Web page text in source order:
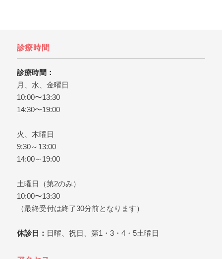
を考えたら、日本橋の歯医
診療時間
診療時間：
月、水、金曜日
10:00〜13:30
14:30〜19:00
火、木曜日
9:30～13:00
14:00～19:00
土曜日（第2のみ）
10:00〜13:30
（最終受付は終了30分前となります）
休診日： 日曜、祝日、第1・3・4・5土曜日